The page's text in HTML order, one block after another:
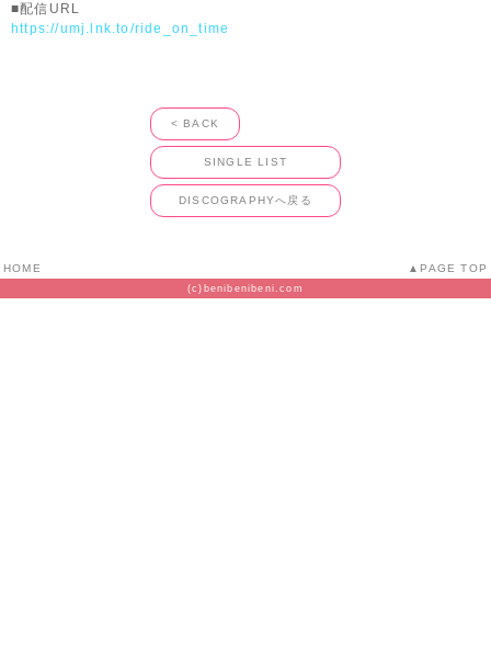
■配信URL
https://umj.lnk.to/ride_on_time
< BACK
SINGLE LIST
DISCOGRAPHYへ戻る
HOME PAGE TOP
(c)benibenibeni.com